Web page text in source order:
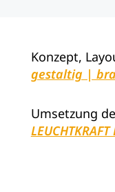
Konzept,
gestaltig |
Umsetzung